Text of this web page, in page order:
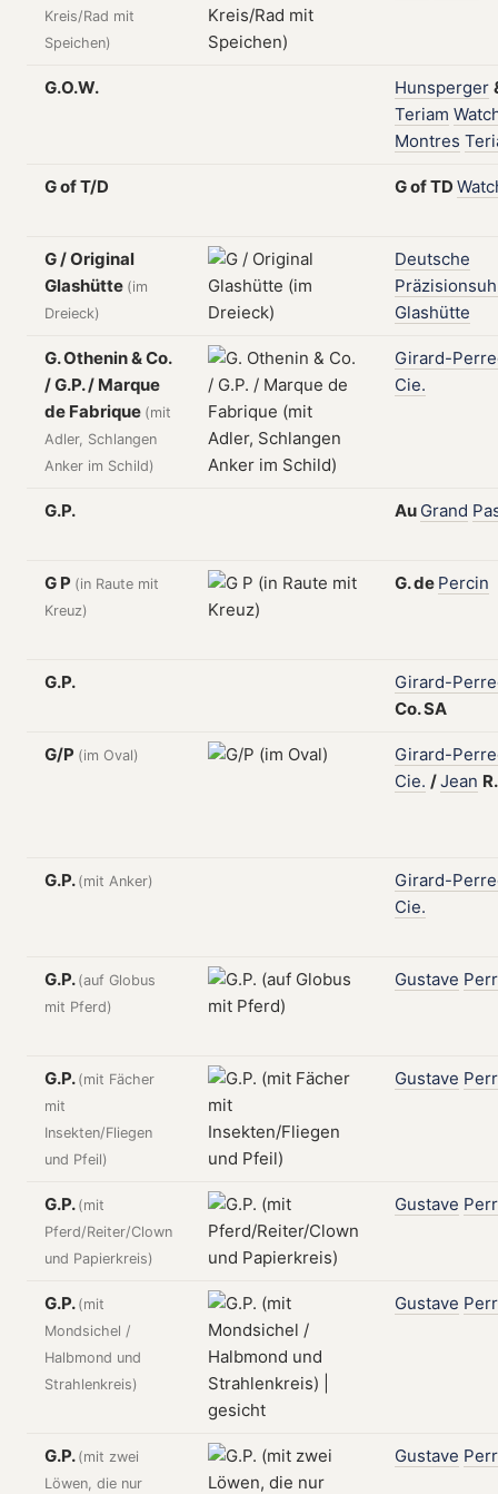
Kreis/Rad mit
Speichen)
G.O.W. Hunsperger
Teriam
Montres
G of T/D GofTD
G / Original
Glashütte (im
Dreieck)
Deutsche
Glashütte
G. Othenin & Co.
/ G.P. / Marque
de Fabrique (mit
Adler, Schlangen
Anker im Schild)
Girard-
Cie.
G.P. Au Grand
G P (in Raute mit
Kreuz)
G.de Percin
G.P.
Girard-
Co.SA
G/P (im Oval)
Girard-
Cie. /Jean
G.P. (mit Anker)
Girard-
Cie.
G.P. (auf Globus
mit Pferd)
Gustave
G.P. (mit Fächer
mit
Insekten/Fliegen
und Pfeil)
Gustave
G.P. (mit
Pferd/Reiter/Clown
und Papierkreis)
Gustave
G.P. (mit
Mondsichel /
Halbmond und
Strahlenkreis)
Gustave
G.P. (mit zwei
Löwen, die nur
Gustave